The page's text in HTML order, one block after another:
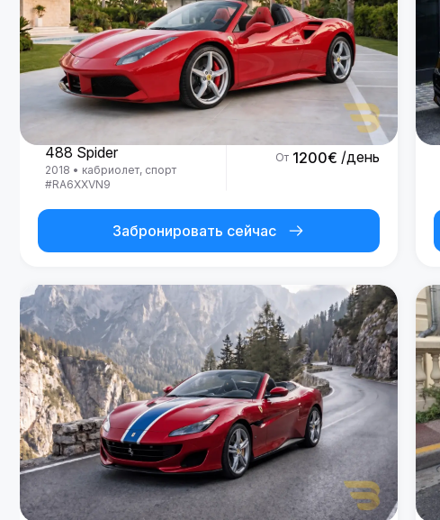
488 Spider
2018 • кабриолет, спорт
#RA6XXVN9
От 1200€ /день
Забронировать сейчас
Ferrari